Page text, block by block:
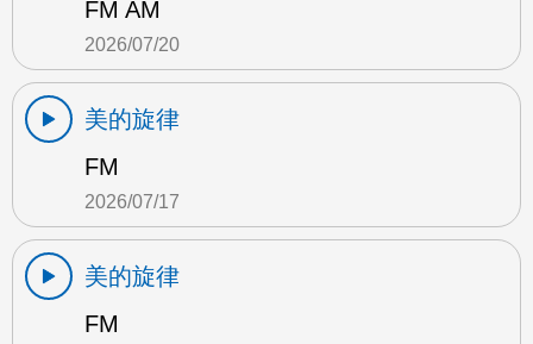
FM AM
2026/07/20
美的旋律
FM
2026/07/17
美的旋律
FM